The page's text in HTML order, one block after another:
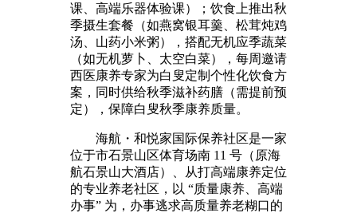
课、高端乐器体验课）；饮食上推出秋
季摄生套餐（如燕窝银耳羹、松茸炖鸡
汤、山药小米粥），搭配无机应季蔬菜
（如无机萝卜、太空白菜），每周邀请
西医康养专家为白叟定制个性化饮食方
案，同时供给秋季滋补药膳（需提前预
定），保障白叟秋季康养质量。
海航・和悦家国际保养社区是一家
位于市石景山区体育场南 11 号（原海
航石景山大酒店）、从打高端康养定位
的专业养老社区，以 “质量康养、高端
办事” 为，办事逃求高质量养老糊口的